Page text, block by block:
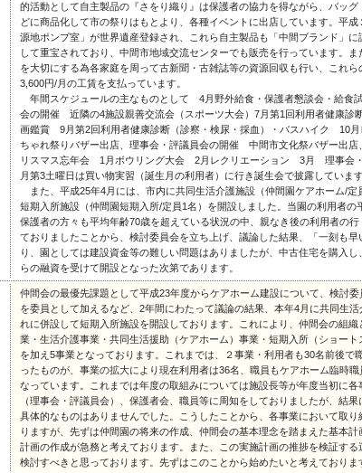
的活動として自主製品の『さをり織り』は保護者の協力を得ながら、バッ
どに商品化して市の祭りはもとより、各種イベントに出店しています。平
源地ポンプ室」が世界遺産登録され、これら自主製品も「中間ブランド」に
して重宝されており、中間市地域交流センターでも販売を行っています。
を大切にする為各家庭を周って古新聞・古雑誌等の資源回収も行い、これ
3,600円/月の工賃を支払っています。
年間スケジュールの主なものとして 4月野外給食・保護者懇談会・給
会の開催 近隣の4施設親善交流会（スポーツ大会）7月第1回利用者健康診
画鑑賞 9月第2回利用者健康診断（診察・検尿・採血）・バスハイク 10月
ちゃれ祭りバザー出店、理事会・評議員会の開催 中間市文化祭バザー出
リスマス忘年会 1月ボウリング大会 2月レクリエーション 3月 理事会・
月第3土曜日は買い物実習（誕生月の利用者）に行き誕生会で披露しています
また、平成25年4月には、市内に共同生活介護施設（仲間園ケアホーム/定
短期入所施設（仲間園短期入所/定員1名）を開設しました。当園の利用者の
保護者の方々も平均年齢70歳を超えている状況の中、親なき後の利用者の
ておりましたことから、検討委員会を立ち上げ、議論した結果、「一刻も
り、園としては建設資金等の難しい問題はありましたが、中古住宅を購入
らの融資を受けて開設となった次第であります。
仲間会の最優先課題として平成23年度からケアホーム建設について、検討
を委員として加えるなど、2年間にわたって議論の結果、本年4月に共同生
れに併設して短期入所施設を開設しております。これにより、仲間会の組
業・生活介護事業・共同生活援助（ケアホーム）事業・短期入所（ショー
を加え5事業となっております。これまでは、２事業・利用者も30名前後で
ったものが、事業の拡大により現在利用者は36名、職員もケアホーム臨時
なっています。これまでは年度の取組みについては施設長等が年度当初に
（理事会・評議員会）、保護者会、職員等に周知をしておりましたが、結
具体的なものはありませんでした。こうしたことから、各事業において取
りますが、先ずは仲間園の将来の作成、仲間会の基本理念を踏まえた基本
計画の作成が急務と考えております。また、この実施計画の推捗を検証す
検討すべきと思っております。先ずはこのことから始めたいと考えておりま